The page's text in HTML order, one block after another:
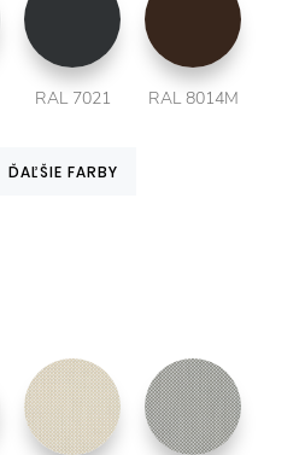
RAL 7021 RAL 8014M
ĎAĽŠIE FARBY